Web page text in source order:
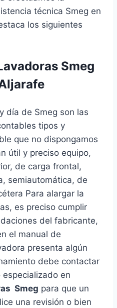
técnica Smeg en
los siguientes
Smeg
día de Smeg son las
tipos y
que no dispongamos
útil y preciso equipo,
de carga frontal,
semiautomática, de
Para alargar la
es preciso cumplir
del fabricante,
el manual de
presenta algún
debe contactar
en
Smeg para que un
una revisión o bien